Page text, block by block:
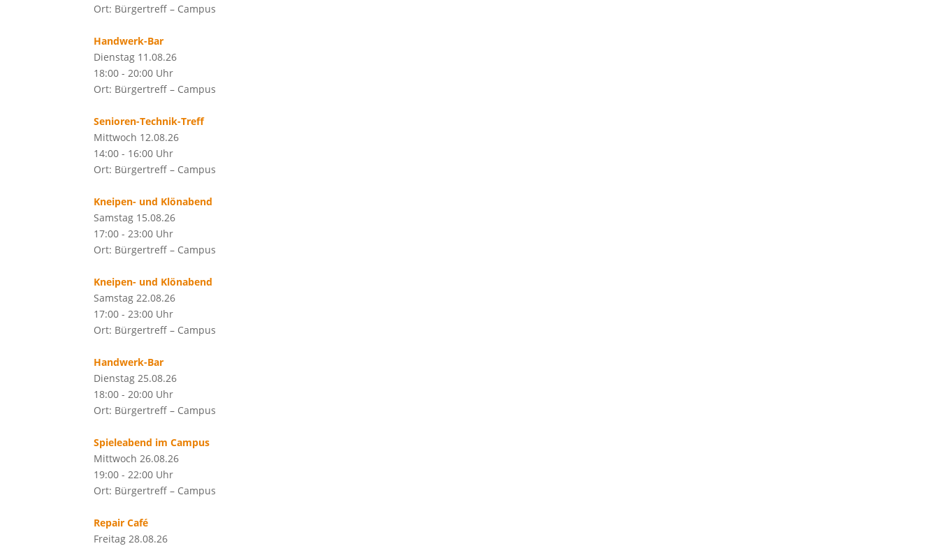
Ort: Bürgertreff – Campus
Handwerk-Bar
Dienstag 11.08.26
18:00 - 20:00 Uhr
Ort: Bürgertreff – Campus
Senioren-Technik-Treff
Mittwoch 12.08.26
14:00 - 16:00 Uhr
Ort: Bürgertreff – Campus
Kneipen- und Klönabend
Samstag 15.08.26
17:00 - 23:00 Uhr
Ort: Bürgertreff – Campus
Kneipen- und Klönabend
Samstag 22.08.26
17:00 - 23:00 Uhr
Ort: Bürgertreff – Campus
Handwerk-Bar
Dienstag 25.08.26
18:00 - 20:00 Uhr
Ort: Bürgertreff – Campus
Spieleabend im Campus
Mittwoch 26.08.26
19:00 - 22:00 Uhr
Ort: Bürgertreff – Campus
Repair Café
Freitag 28.08.26